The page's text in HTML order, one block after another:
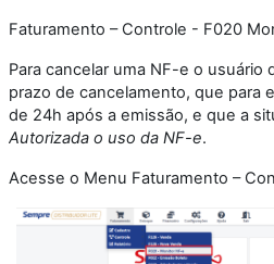
Faturamento – Controle - F020
Para cancelar uma NF-e o usuário
prazo de cancelamento, que para
de 24h após a emissão, e que a
Autorizada o uso da NF-e.
Acesse o Menu Faturamento –